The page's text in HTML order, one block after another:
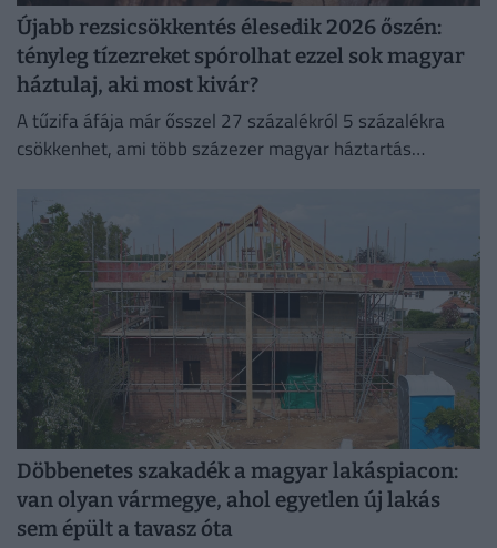
Újabb rezsicsökkentés élesedik 2026 őszén:
tényleg tízezreket spórolhat ezzel sok magyar
háztulaj, aki most kivár?
A tűzifa áfája már ősszel 27 százalékról 5 százalékra
csökkenhet, ami több százezer magyar háztartás
Döbbenetes szakadék a magyar lakáspiacon:
van olyan vármegye, ahol egyetlen új lakás
sem épült a tavasz óta